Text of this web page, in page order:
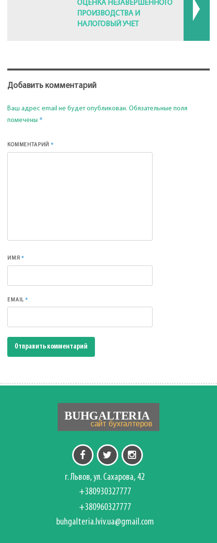
ОЦЕНКА НЕЗАВЕРШЕННОГО
ПРОИЗВОДСТВА И
НАЛОГОВЫЙ УЧЕТ
Добавить комментарий
Ваш адрес email не будет опубликован. Обязательные поля
помечены *
КОММЕНТАРИЙ*
ИМЯ*
EMAIL*
г. Львов, ул. Сахарова, 42
+380930327777
+380960327777
buhgalteria.lviv.ua@gmail.com